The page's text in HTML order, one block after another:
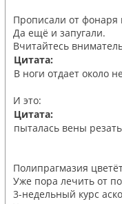
Прописали от фонаря
Да ещё и запугали.
Вчитайтесь
Цитата:
В ноги отдает около
И это:
Цитата:
пыталась вены
Полипрагмазия
Уже пора лечить от
3-недельный курс